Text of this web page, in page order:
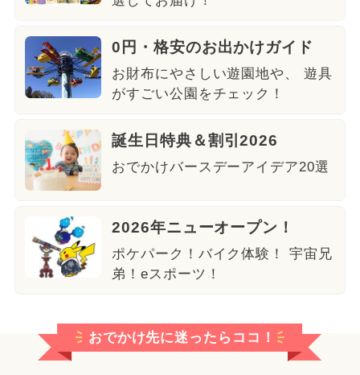
0円・格安のお出かけガイド
お財布にやさしい遊園地や、 遊具
がすごい公園をチェック！
誕生日特典＆割引2026
おでかけバースデーアイデア20選
2026年ニューオープン！
ポケパーク！バイク体験！ 宇宙兄
弟！eスポーツ！
おでかけ先に迷ったらココ！